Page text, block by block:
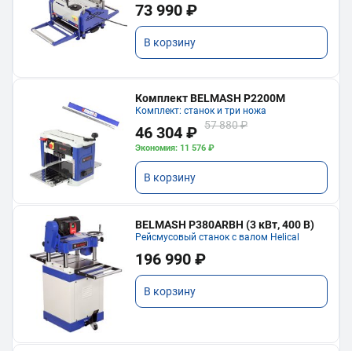
73 990 ₽
В корзину
Комплект BELMASH P2200M
Комплект: станок и три ножа
46 304 ₽ 57 880 ₽
Экономия: 11 576 ₽
В корзину
BELMASH P380ARBH (3 кВт, 400 В)
Рейсмусовый станок с валом Helical
196 990 ₽
В корзину